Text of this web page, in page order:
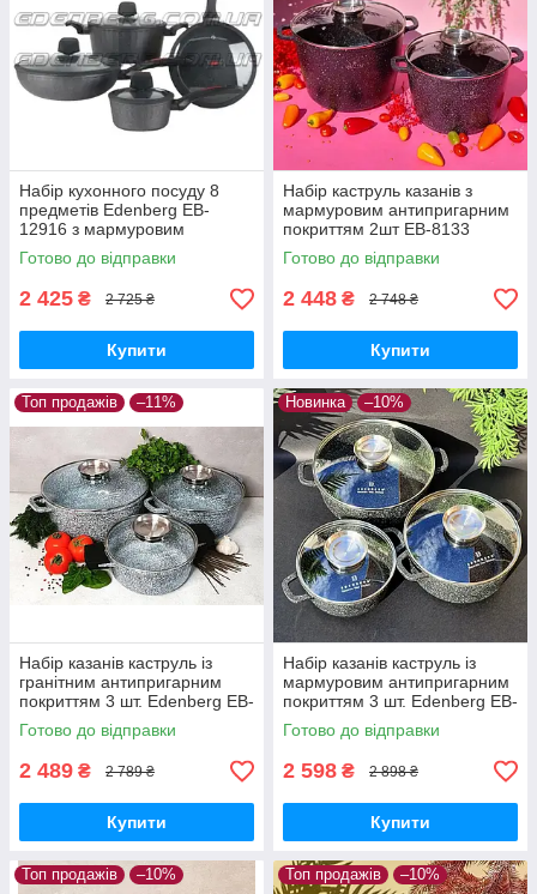
Набір кухонного посуду 8
предметів Edenberg EB-
12916 з мармуровим
антипригарним покриттям
Готово до відправки
2 425 ₴ 2 725 ₴
Купити
Набір каструль казанів з
мармуровим антипригарним
покриттям 2шт ЕВ-8133
Набір кухонного посуду 4
предмета
Готово до відправки
2 448 ₴ 2 748 ₴
Купити
Топ продажів –11%
Набір казанів каструль із
гранітним антипригарним
покриттям 3 шт. Edenberg EB-
8020 Набір казанів індукційне
дно
Готово до відправки
2 489 ₴ 2 789 ₴
Купити
Новинка –10%
Набір казанів каструль із
мармуровим антипригарним
покриттям 3 шт. Edenberg EB-
8140 Набір кухонного посуду
Готово до відправки
2 598 ₴ 2 898 ₴
Купити
Топ продажів –10% Топ продажів –10%